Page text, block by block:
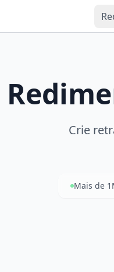
Crie
Mais de